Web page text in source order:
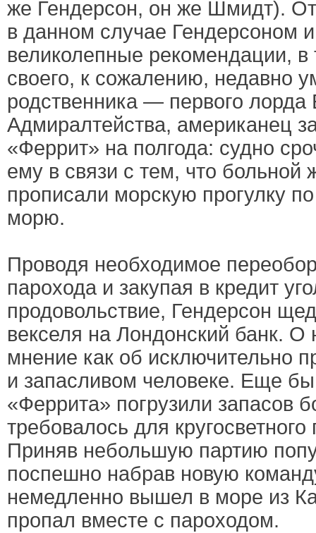
же Гендерсон, он же Шмидт).
в данном случае Гендерсоном
великолепные рекомендации, в
своего, к сожалению, недавно
родственника — первого лорда
Адмиралтейства, американец
«Феррит» на полгода: судно
ему в связи с тем, что больной
прописали морскую прогулку
морю.
Проводя необходимое
парохода и закупая в кредит
продовольствие, Гендерсон
векселя на Лондонский банк.
мнение как об исключительно
и запасливом человеке. Еще
«Феррита» погрузили запасов
требовалось для
Приняв небольшую партию
поспешно набрав новую
немедленно вышел в море из
пропал вместе с пароходом.